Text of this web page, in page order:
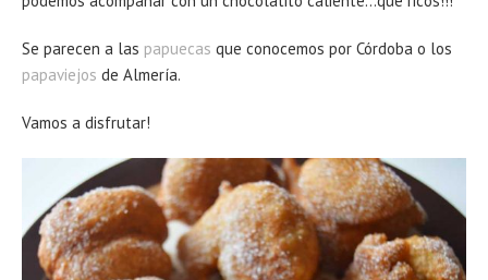
Se parecen a las papuecas que conocemos por Córdoba o los
papaviejos de Almería.
Vamos a disfrutar!